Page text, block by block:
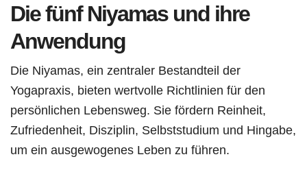
Die fünf Niyamas und ihre
Anwendung
Die Niyamas, ein zentraler Bestandteil der
Yogapraxis, bieten wertvolle Richtlinien für den
persönlichen Lebensweg. Sie fördern Reinheit,
Zufriedenheit, Disziplin, Selbststudium und Hingabe,
um ein ausgewogenes Leben zu führen.